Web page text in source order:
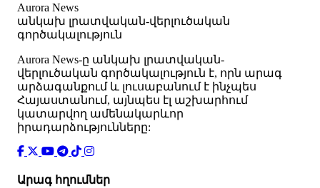
Aurora News
անկախ լրատվական-վերլուծական
գործակալություն
Аurora News-ը անկախ լրատվական-
վերլուծական գործակալություն է, որն արագ
արձագանքում և լուսաբանում է ինչպես
Հայաստանում, այնպես էլ աշխարհում
կատարվող ամենակարևոր
իրադարձությունները:
Արագ հղումներ